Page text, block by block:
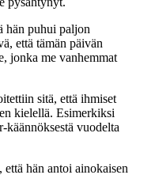
hän puhui paljon
että tämän päivän
jonka me vanhemmat
sitä, että ihmiset
kielellä. Esimerkiksi
käännöksestä vuodelta
hän antoi ainokaisen